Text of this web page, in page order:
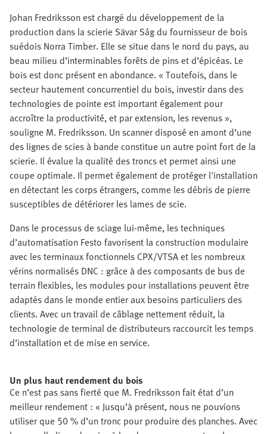
Johan Fredriksson est chargé du développement de la
production dans la scierie Sävar Såg du fournisseur de bois
suédois Norra Timber. Elle se situe dans le nord du pays, au
beau milieu d’interminables forêts de pins et d’épicéas. Le
bois est donc présent en abondance. « Toutefois, dans le
secteur hautement concurrentiel du bois, investir dans des
technologies de pointe est important également pour
accroître la productivité, et par extension, les revenus »,
souligne M. Fredriksson. Un scanner disposé en amont d’une
des lignes de scies à bande constitue un autre point fort de la
scierie. Il évalue la qualité des troncs et permet ainsi une
coupe optimale. Il permet également de protéger l'installation
en détectant les corps étrangers, comme les débris de pierre
susceptibles de détériorer les lames de scie.
Dans le processus de sciage lui-même, les techniques
d’automatisation Festo favorisent la construction modulaire
avec les terminaux fonctionnels CPX/VTSA et les nombreux
vérins normalisés DNC : grâce à des composants de bus de
terrain flexibles, les modules pour installations peuvent être
adaptés dans le monde entier aux besoins particuliers des
clients. Avec un travail de câblage nettement réduit, la
technologie de terminal de distributeurs raccourcit les temps
d’installation et de mise en service.
Un plus haut rendement du bois
Ce n’est pas sans fierté que M. Fredriksson fait état d’un
meilleur rendement : « Jusqu’à présent, nous ne pouvions
utiliser que 50 % d’un tronc pour produire des planches. Avec